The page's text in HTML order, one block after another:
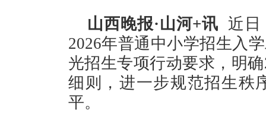
山西晚报·山河+讯 近日
2026年普通中小学招生入
光招生专项行动要求，明
细则，进一步规范招生秩
平。